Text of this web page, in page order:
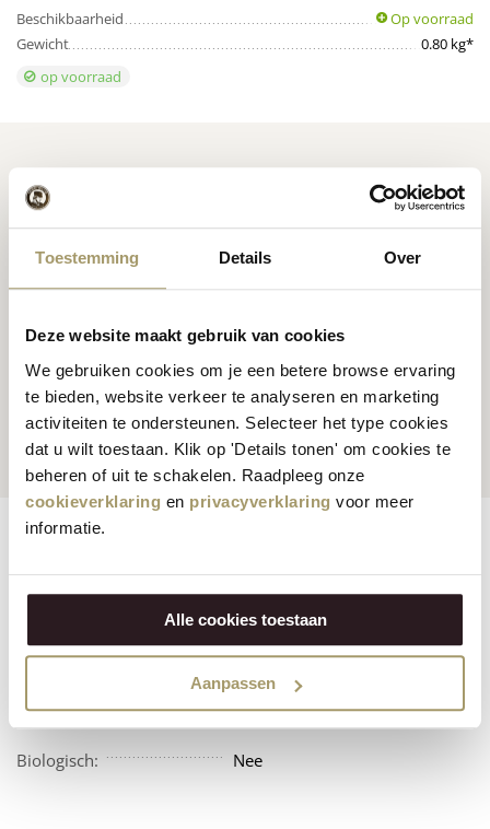
Toestemming Details Over
Deze website maakt gebruik van cookies
We gebruiken cookies om je een betere browse ervaring
te bieden, website verkeer te analyseren en marketing
activiteiten te ondersteunen. Selecteer het type cookies
dat u wilt toestaan. Klik op 'Details tonen' om cookies te
beheren of uit te schakelen. Raadpleeg onze
cookieverklaring en privacyverklaring voor meer
informatie.
Alle cookies toestaan
Aanpassen
Beschikbaarheid
Op voorraad
Gewicht
0.80 kg*
op voorraad
Kaas inspiratie recepten Premium Hollandsekaas
Klanten beoordelen ons
gemiddeld met een 9.5
Snelle en betrouwbare
levering
Eigenschappen
Vegan: Nee
Beschikbaarheid: Amerika
Biologisch: Nee